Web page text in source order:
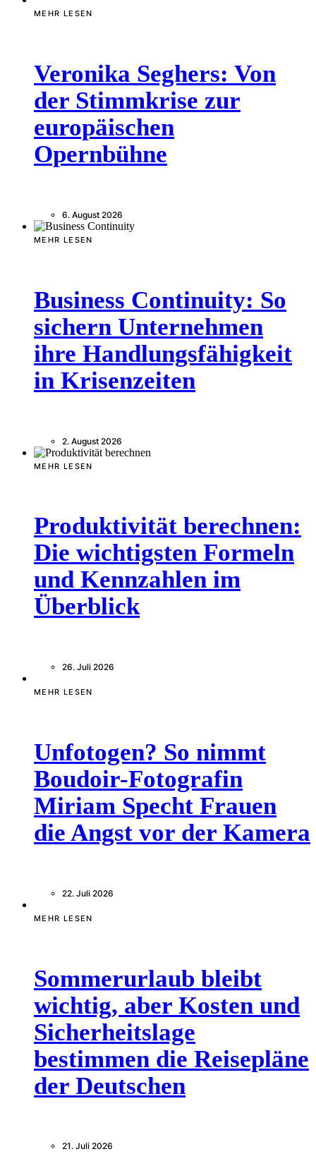
MEHR LESEN
Veronika Seghers: Von
der Stimmkrise zur
europäischen
Opernbühne
6. August 2026
MEHR LESEN
Business Continuity: So
sichern Unternehmen
ihre Handlungsfähigkeit
in Krisenzeiten
2. August 2026
MEHR LESEN
Produktivität berechnen:
Die wichtigsten Formeln
und Kennzahlen im
Überblick
26. Juli 2026
MEHR LESEN
Unfotogen? So nimmt
Boudoir-Fotografin
Miriam Specht Frauen
die Angst vor der Kamera
22. Juli 2026
MEHR LESEN
Sommerurlaub bleibt
wichtig, aber Kosten und
Sicherheitslage
bestimmen die Reisepläne
der Deutschen
21. Juli 2026